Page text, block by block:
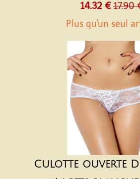
14.32 € 17.90
Plus qu'un seul
Culotte ouverte